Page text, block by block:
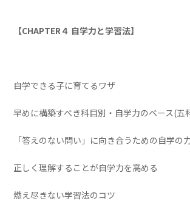
【CHAPTER４ 自学力と学習法】
自学できる子に育てるワザ
早めに構築すべき科目別・自学力のベース(五
「答えのない問い」に向き合うための自学の
正しく理解することが自学力を高める
燃え尽きない学習法のコツ